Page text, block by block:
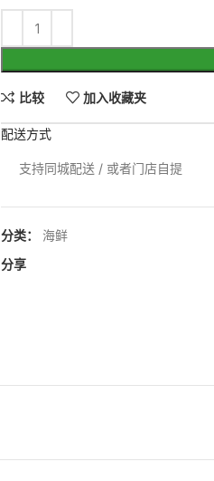
比较 加入收藏夹
配送方式
支持同城配送 / 或者门店自提
分类：
海鲜
分享